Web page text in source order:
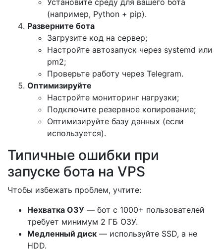
Установите среду для вашего бота
(например, Python + pip).
Разверните бота
Загрузите код на сервер;
Настройте автозапуск через systemd или
pm2;
Проверьте работу через Telegram.
Оптимизируйте
Настройте мониторинг нагрузки;
Подключите резервное копирование;
Оптимизируйте базу данных (если
используется).
Типичные ошибки при
запуске бота на VPS
Чтобы избежать проблем, учтите:
Нехватка ОЗУ — бот с 1000+ пользователей
требует минимум 2 ГБ ОЗУ.
Медленный диск — используйте SSD, а не
HDD.